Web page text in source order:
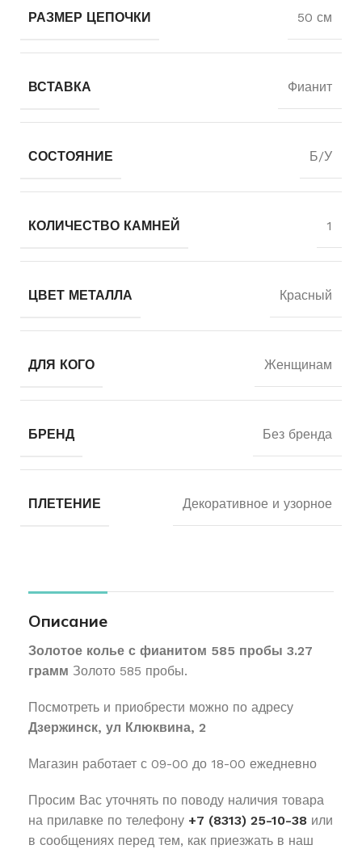
РАЗМЕР ЦЕПОЧКИ 50 см
ВСТАВКА Фианит
СОСТОЯНИЕ Б/У
КОЛИЧЕСТВО КАМНЕЙ 1
ЦВЕТ МЕТАЛЛА Красный
ДЛЯ КОГО Женщинам
БРЕНД Без бренда
ПЛЕТЕНИЕ Декоративное и узорное
Описание
Золотое колье с фианитом 585 пробы 3.27
грамм Золото 585 пробы.
Посмотреть и приобрести можно по адресу
Дзержинск, ул Клюквина, 2
Магазин работает с 09-00 до 18-00 ежедневно
Просим Вас уточнять по поводу наличия товара
на прилавке по телефону +7 (8313) 25-10-38 или
в сообщениях перед тем, как приезжать в наш